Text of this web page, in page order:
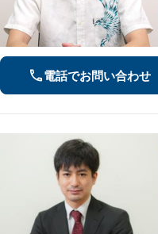
電話でお問い合わせ